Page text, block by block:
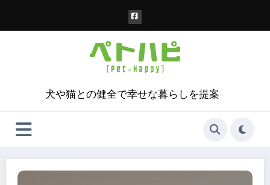
犬や猫との健全で幸せな暮らしを提案